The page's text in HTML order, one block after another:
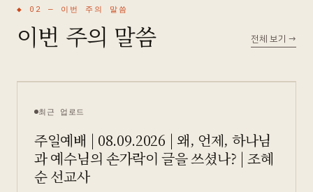
◆ 02 — 이번 주의 말씀
이번 주의 말씀 전체 보기 →
최근 업로드
주일예배 | 08.09.2026 | 왜, 언제, 하나님
과 예수님의 손가락이 글을 쓰셨나? | 조혜
순 선교사